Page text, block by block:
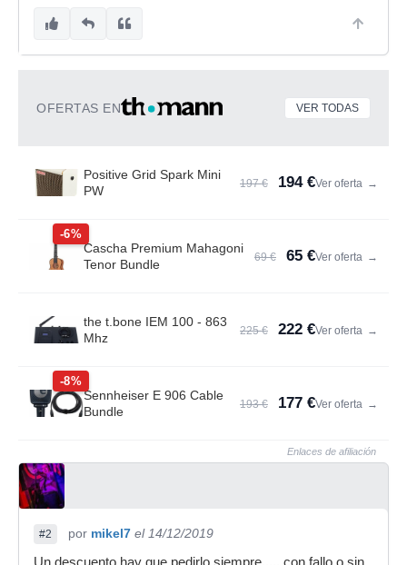
OFERTAS EN VER TODAS
Positive Grid Spark Mini
PW
197 € 194 €Ver oferta →
-6%
Cascha Premium Mahagoni
Tenor Bundle
69 € 65 €Ver oferta →
the t.bone IEM 100 - 863
Mhz
225 € 222 €Ver oferta →
-8%
Sennheiser E 906 Cable
Bundle
193 € 177 €Ver oferta →
Enlaces de afiliación
#2 por mikel7 el 14/12/2019